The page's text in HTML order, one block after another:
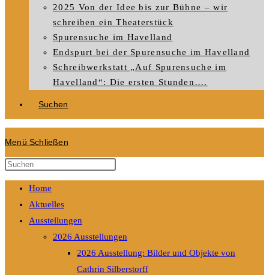
2025 Von der Idee bis zur Bühne – wir
schreiben ein Theaterstück
Spurensuche im Havelland
Endspurt bei der Spurensuche im Havelland
Schreibwerkstatt „Auf Spurensuche im
Havelland“: Die ersten Stunden….
Suchen
Menü Schließen
Diese
Website
durchsuchen
Home
Aktuelles
Ausstellungen
2026 Ausstellungen
2026 Ausstellung: Bilder und Objekte von
Cathrin Silberstorff